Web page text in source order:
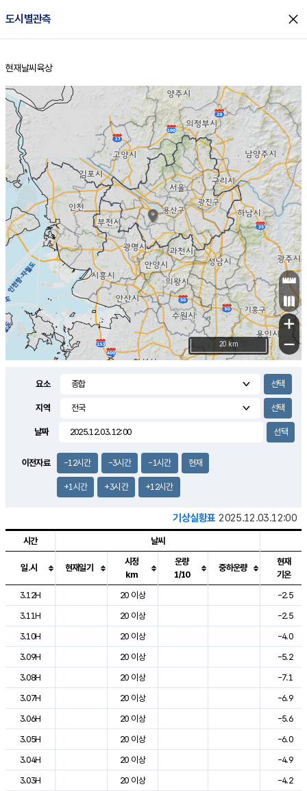
도시별관측 close
홈
현재날씨 육상
+
−
20 km
요소
지역
날짜
이전자료 -12시간 -3시간 -1시간 현재
+1시간 +3시간 +12시간
기상실황표 2025.12.03.12:00
도시별 기상실황표로 지점, 날씨, 기온, 강수, 바람, 기압등을 안내한 표입
시간 날씨
일.시 현재일기
시정
km
운량
1/10
중하운량
현재
기온
3.12H
20 이상
-2.5
3.11H
20 이상
-2.5
3.10H
20 이상
-4.0
3.09H
20 이상
-5.2
3.08H
20 이상
-7.1
3.07H
20 이상
-6.9
3.06H
20 이상
-5.6
3.05H
20 이상
-6.0
3.04H
20 이상
-4.9
3.03H
20 이상
-4.2